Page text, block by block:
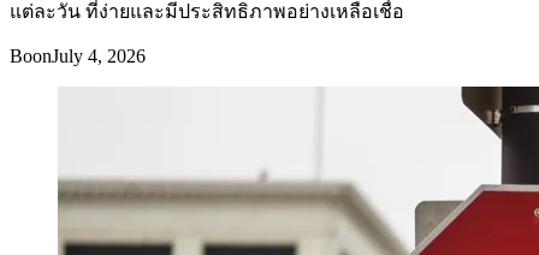
แต่ละวัน ที่ง่ายและมีประสิทธิภาพอย่างเหลือเชื่อ
BoonJuly 4, 2026